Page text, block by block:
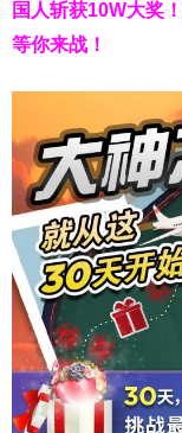
国人斩获10W大奖！
等你来战！